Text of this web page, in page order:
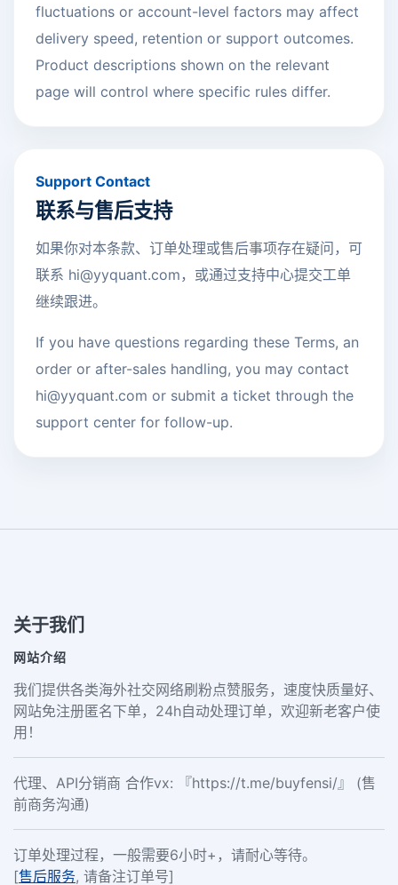
fluctuations or account-level factors may affect
delivery speed, retention or support outcomes.
Product descriptions shown on the relevant
page will control where specific rules differ.
Support Contact
联系与售后支持
如果你对本条款、订单处理或售后事项存在疑问，可
联系 hi@yyquant.com ，或通过支持中心提交工单
继续跟进。
If you have questions regarding these Terms, an
order or after-sales handling, you may contact
hi@yyquant.com or submit a ticket through the
support center for follow-up.
关于我们
网站介绍
我们提供各类海外社交网络刷粉点赞服务，速度快质量好、
网站免注册匿名下单，24h自动处理订单，欢迎新老客户使
用！
代理、API分销商 合作vx: 『https://t.me/buyfensi/』 (售
前商务沟通)
订单处理过程，一般需要6小时+，请耐心等待。
[售后服务, 请备注订单号]